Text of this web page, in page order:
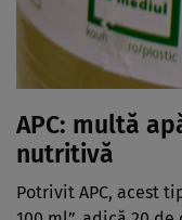
APC: multă
nutritivă
Potrivit APC, acest